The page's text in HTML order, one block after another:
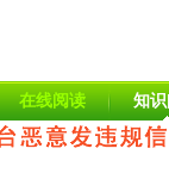
在线阅读 知